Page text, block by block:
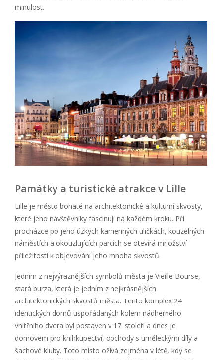
minulost.
Památky a turistické atrakce v Lille
Lille je město bohaté na architektonické a kulturní skvosty,
které jeho návštěvníky fascinují na každém kroku. Při
procházce po jeho úzkých kamenných uličkách, kouzelných
náměstích a okouzlujících parcích se otevírá množství
příležitostí k objevování jeho mnoha skvostů.
Jedním z nejvýraznějších symbolů města je Vieille Bourse,
stará burza, která je jedním z nejkrásnějších
architektonických skvostů města. Tento komplex 24
identických domů uspořádaných kolem nádherného
vnitřního dvora byl postaven v 17. století a dnes je
domovem pro knihkupectví, obchody s uměleckými díly a
šachové kluby. Toto místo ožívá zejména v létě, kdy se